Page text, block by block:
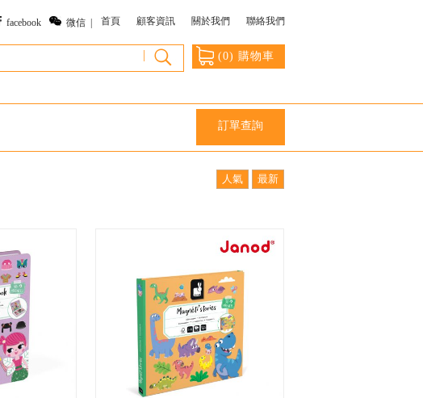
facebook 微信 | 首頁 顧客資訊 關於我們 聯絡我們
(0) 購物車
|
訂單查詢